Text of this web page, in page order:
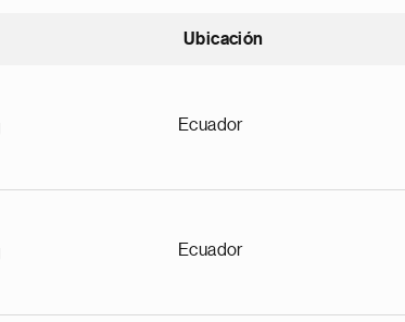
ascendente
Ubicación
Ecuador
Ecuador